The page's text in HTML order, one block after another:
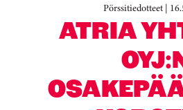
Pörssitiedotteet |
ATRIA